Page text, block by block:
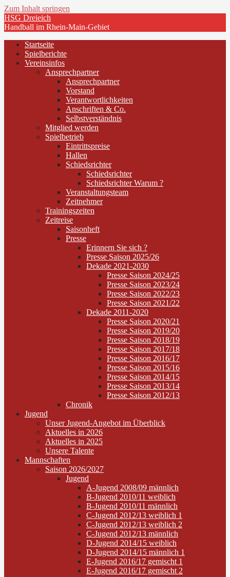
Zum Inhalt springen
HSG Dreieich
Handball im Rhein-Main-Gebiet
Startseite
Spielberichte
Vereinsinfos
Ansprechpartner
Ansprechpartner
Vorstand
Verantwortlichkeiten
Anschriften & Co.
Selbstverständnis
Mitglied werden
Spielbetrieb
Eintrittspreise
Hallen
Schiedsrichter
Schiedsrichter
Schiedsrichter Warum ?
Veranstaltungsteam
Zeitnehmer
Trainingszeiten
Zeitreise
Saisonheft
Presse
Erinnern Sie sich ?
Presse Saison 2025/26
Dekade 2021-2030
Presse Saison 2024/25
Presse Saison 2023/24
Presse Saison 2022/23
Presse Saison 2021/22
Dekade 2011-2020
Presse Saison 2020/21
Presse Saison 2019/20
Presse Saison 2018/19
Presse Saison 2017/18
Presse Saison 2016/17
Presse Saison 2015/16
Presse Saison 2014/15
Presse Saison 2013/14
Presse Saison 2012/13
Chronik
Jugend
Unser Jugend-Angebot im Überblick
Aktuelles in 2026
Aktuelles in 2025
Unsere Talente
Mannschaften
Saison 2026/2027
Jugend
A-Jugend 2008/09 männlich
B-Jugend 2010/11 weiblich
B-Jugend 2010/11 männlich
C-Jugend 2012/13 weiblich 1
C-Jugend 2012/13 weiblich 2
C-Jugend 2012/13 männlich
D-Jugend 2014/15 weiblich
D-Jugend 2014/15 männlich 1
E-Jugend 2016/17 gemischt 1
E-Jugend 2016/17 gemischt 2